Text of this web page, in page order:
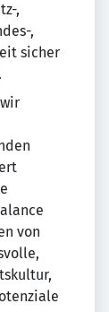
,
,
sicher
von